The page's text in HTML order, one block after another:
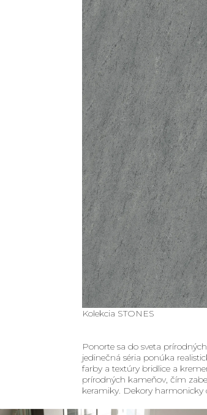
Kolekcia STONES
Ponorte sa do sveta
jedinečná séria ponúka
farby a textúry bridlice a
prírodných kameňov, čím
keramiky. Dekory harmonicky